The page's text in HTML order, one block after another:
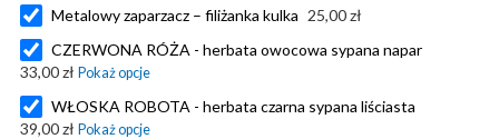
Metalowy zaparzacz – filiżanka kulka 25,00 zł
CZERWONA RÓŻA - herbata owocowa sypana napar
33,00 zł
WŁOSKA ROBOTA - herbata czarna sypana liściasta
39,00 zł